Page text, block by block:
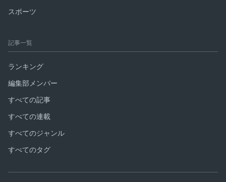
スポーツ
記事一覧
ランキング
編集部メンバー
すべての記事
すべての連載
すべてのジャンル
すべてのタグ